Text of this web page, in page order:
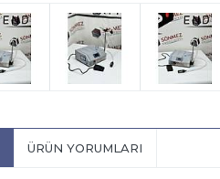
ÜRÜN YORUMLARI